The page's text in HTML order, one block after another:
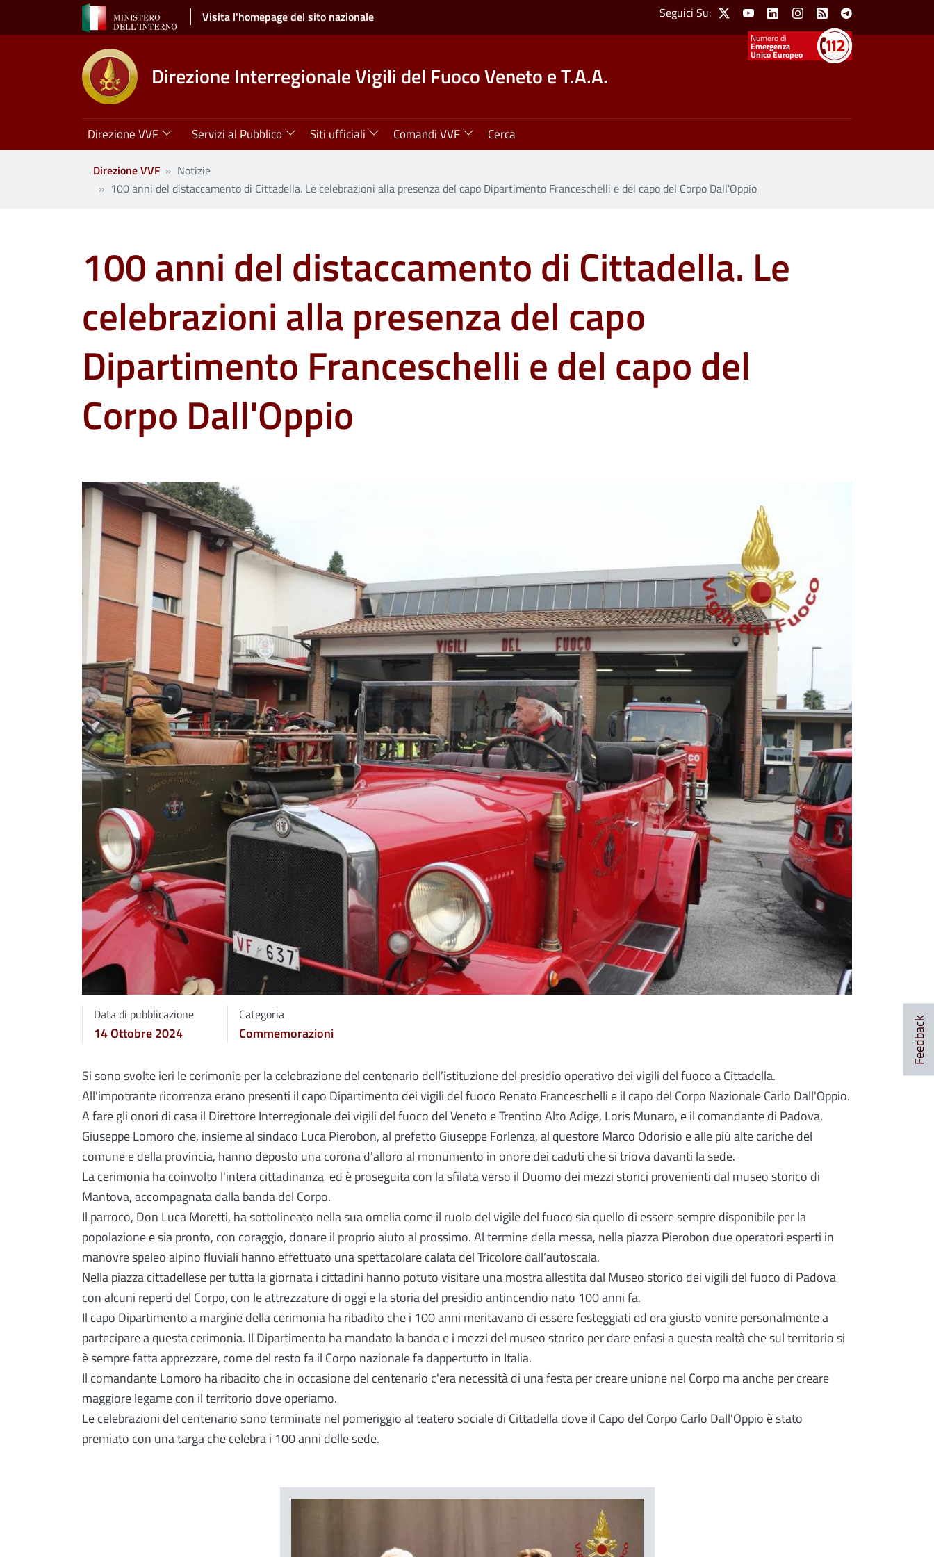
Salta al contenuto principale Visita l'homepage del sito nazionale Social Menu
Seguici Su: X YoutubeLinkedinInstagram
Feed Telegram
Emergenza
Unico Europeo
Direzione Interregionale Vigili del Fuoco Veneto e T.A.A.
Navigazione principale
Direzione VVF Servizi al Pubblico Siti ufficiali Comandi VVF Cerca
Direzione VVF
Notizie
100 anni del distaccamento di Cittadella. Le celebrazioni alla presenza del capo Dipartimento Franceschelli e del capo del Corpo Dall'Oppio
100 anni del distaccamento di Cittadella. Le
celebrazioni alla presenza del capo
Dipartimento Franceschelli e del capo del
Corpo Dall'Oppio
Data di pubblicazione
14 Ottobre 2024
Categoria
Commemorazioni
Si sono svolte ieri le cerimonie per la celebrazione del centenario dell’istituzione del presidio operativo dei vigili del fuoco a Cittadella.
All'impotrante ricorrenza erano presenti il capo Dipartimento dei vigili del fuoco Renato Franceschelli e il capo del Corpo Nazionale Carlo Dall'Oppio.
A fare gli onori di casa il Direttore Interregionale dei vigili del fuoco del Veneto e Trentino Alto Adige, Loris Munaro, e il comandante di Padova,
Giuseppe Lomoro che, insieme al sindaco Luca Pierobon, al prefetto Giuseppe Forlenza, al questore Marco Odorisio e alle più alte cariche del
comune e della provincia, hanno deposto una corona d'alloro al monumento in onore dei caduti che si triova davanti la sede.
La cerimonia ha coinvolto l'intera cittadinanza ed è proseguita con la sfilata verso il Duomo dei mezzi storici provenienti dal museo storico di
Mantova, accompagnata dalla banda del Corpo.
Il parroco, Don Luca Moretti, ha sottolineato nella sua omelia come il ruolo del vigile del fuoco sia quello di essere sempre disponibile per la
popolazione e sia pronto, con coraggio, donare il proprio aiuto al prossimo. Al termine della messa, nella piazza Pierobon due operatori esperti in
manovre speleo alpino fluviali hanno effettuato una spettacolare calata del Tricolore dall’autoscala.
Nella piazza cittadellese per tutta la giornata i cittadini hanno potuto visitare una mostra allestita dal Museo storico dei vigili del fuoco di Padova
con alcuni reperti del Corpo, con le attrezzature di oggi e la storia del presidio antincendio nato 100 anni fa.
Il capo Dipartimento a margine della cerimonia ha ribadito che i 100 anni meritavano di essere festeggiati ed era giusto venire personalmente a
partecipare a questa cerimonia. Il Dipartimento ha mandato la banda e i mezzi del museo storico per dare enfasi a questa realtà che sul territorio si
è sempre fatta apprezzare, come del resto fa il Corpo nazionale fa dappertutto in Italia.
Il comandante Lomoro ha ribadito che in occasione del centenario c'era necessità di una festa per creare unione nel Corpo ma anche per creare
maggiore legame con il territorio dove operiamo.
Le celebrazioni del centenario sono terminate nel pomeriggio al teatero sociale di Cittadella dove il Capo del Corpo Carlo Dall'Oppio è stato
premiato con una targa che celebra i 100 anni delle sede.
Feedback